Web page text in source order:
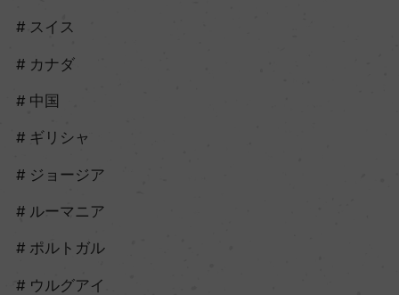
スイス
カナダ
中国
ギリシャ
ジョージア
ルーマニア
ポルトガル
ウルグアイ